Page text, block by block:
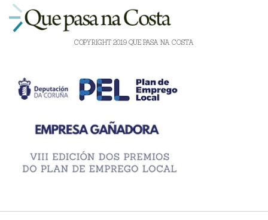
COPYRIGHT 2019 QUE PASA NA COSTA